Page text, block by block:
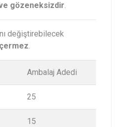
gözeneksizdir.
değiştirebilecek
.
Ambalaj Adedi
25
15